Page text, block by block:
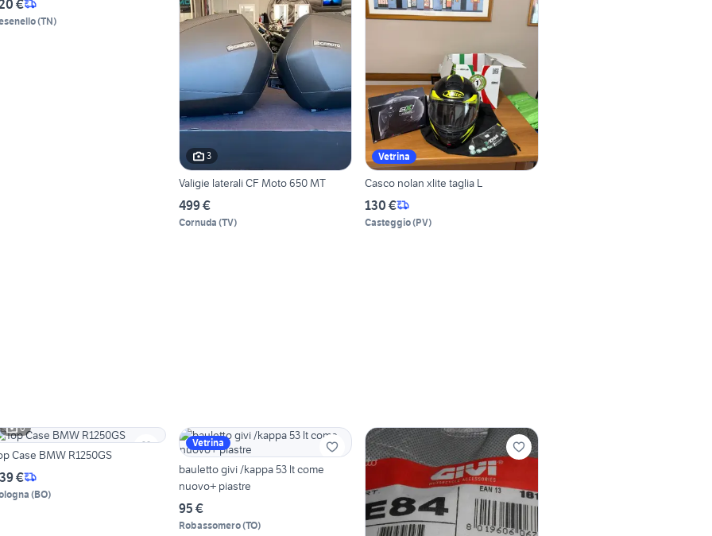
€
(TN)
3
Valigie laterali CF Moto 650 MT
499 €
Cornuda (TV)
Vetrina
Casco nolan xlite taglia L
130 €
Casteggio(PV)
6
Case BMW R1250GS
€
(BO)
Vetrina
bauletto givi /kappa 53 lt come
nuovo+ piastre
95 €
Robassomero(TO)